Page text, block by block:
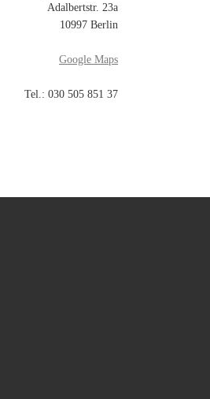
Adalbertstr. 23a
10997 Berlin
Google Maps
Tel.: 030 505 851 37